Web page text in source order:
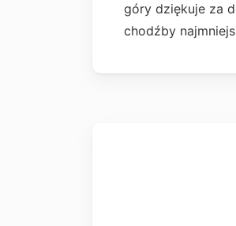
góry dziękuje za
chodźby